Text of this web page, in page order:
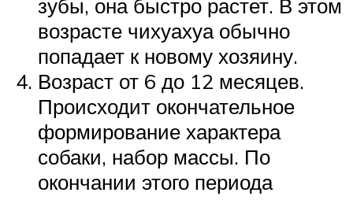
зубы, она быстро растет. В этом
возрасте чихуахуа обычно
попадает к новому хозяину.
Возраст от 6 до 12 месяцев.
Происходит окончательное
формирование характера
собаки, набор массы. По
окончании этого периода